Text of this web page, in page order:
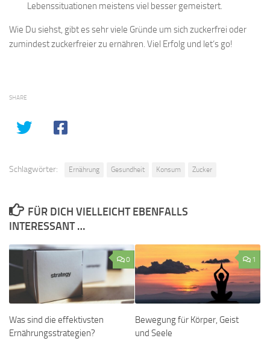
Lebenssituationen meistens viel besser gemeistert.
Wie Du siehst, gibt es sehr viele Gründe um sich zuckerfrei oder
zumindest zuckerfreier zu ernähren. Viel Erfolg und let‘s go!
SHARE
Schlagwörter: Ernährung Gesundheit Konsum Zucker
FÜR DICH VIELLEICHT EBENFALLS
INTERESSANT …
0
Was sind die effektivsten
Ernährungsstrategien?
1
Bewegung für Körper, Geist
und Seele